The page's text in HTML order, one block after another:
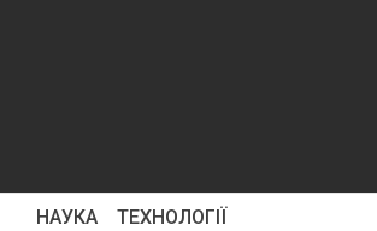
НАУКА ТЕХНОЛОГІЇ